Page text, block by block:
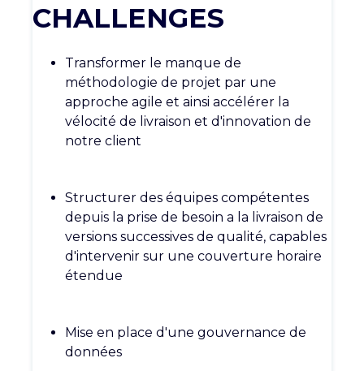
CHALLENGES
Transformer le manque de
méthodologie de projet par une
approche agile et ainsi accélérer la
vélocité de livraison et d'innovation de
notre client
Structurer des équipes compétentes
depuis la prise de besoin a la livraison de
versions successives de qualité, capables
d'intervenir sur une couverture horaire
étendue
Mise en place d'une gouvernance de
données